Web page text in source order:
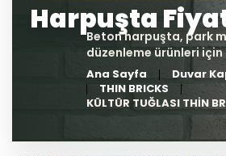
Ana Sayfa Duvar
THIN BRICKS
KÜLTÜR TUĞLASI THİN